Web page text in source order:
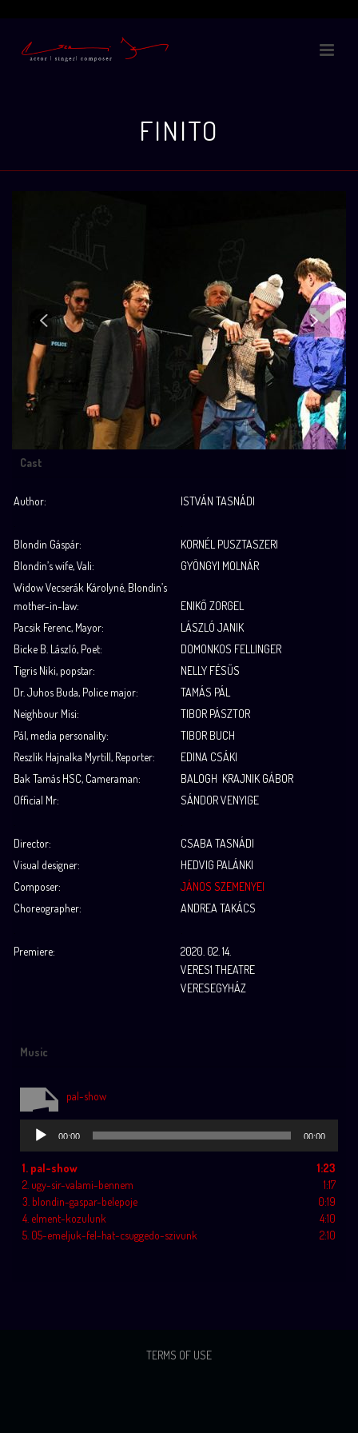
FINITO
Cast
Author:
ISTVÁN TASNÁDI
Blondin Gáspár:
KORNÉL PUSZTASZERI
Blondin’s wife, Vali:
GYÖNGYI MOLNÁR
Widow Vecserák Károlyné, Blondin’s
mother-in-law:
ENIKŐ ZORGEL
Pacsik Ferenc, Mayor:
LÁSZLÓ JANIK
Bicke B. László, Poet:
DOMONKOS FELLINGER
Tigris Niki, popstar:
NELLY FÉSŰS
Dr. Juhos Buda, Police major:
TAMÁS PÁL
Neighbour Misi:
TIBOR PÁSZTOR
Pál, media personality:
TIBOR BUCH
Reszlik Hajnalka Myrtill, Reporter:
EDINA CSÁKI
Bak Tamás HSC, Cameraman:
BALOGH KRAJNIK GÁBOR
Official Mr:
SÁNDOR VENYIGE
Director:
CSABA TASNÁDI
Visual designer:
HEDVIG PALÁNKI
Composer:
JÁNOS SZEMENYEI
Choreographer:
ANDREA TAKÁCS
Premiere:
2020. 02. 14.
VERES1 THEATRE
VERESEGYHÁZ
Music
pal-show
Audio
Player
00:00 00:00
1. pal-show
1:23
2. ugy-sir-valami-bennem
1:17
3. blondin-gaspar-belepoje
0:19
4. elment-kozulunk
4:10
5. 05-emeljuk-fel-hat-csuggedo-szivunk 2:10
TERMS OF USE